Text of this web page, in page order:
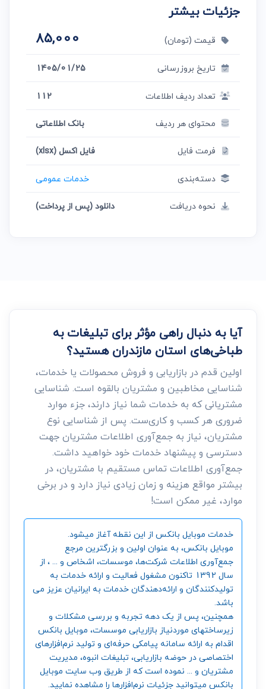
جزئیات بیشتر
قیمت (تومان) 85,000
تاریخ بروزرسانی
1405/01/25
تعداد ردیف اطلاعات
112
محتوای هر ردیف
بانک اطلاعاتی
فرمت فایل
فایل اکسل (xlsx)
دسته‌بندی
خدمات عمومی
نحوه دریافت
دانلود (پس از پرداخت)
آیا به دنبال راهی مؤثر برای تبلیغات به
طباخی‌های استان مازندران هستید؟
اولین قدم در بازاریابی و فروش محصولات یا خدمات،
شناسایی مخاطبین و مشتریان بالقوه است. شناسایی
مشتریانی که به خدمات شما نیاز دارند، جزء موارد
ضروری هر کسب و کاری‌ست. پس از شناسایی نوع
مشتریان، نیاز به جمع‌آوری اطلاعات مشتریان جهت
دسترسی و پیشنهاد خدمات خود خواهید داشت.
جمع‌آوری اطلاعات تماس مستقیم با مشتریان، در
بیشتر مواقع هزینه و زمان زیادی نیاز دارد و در برخی
موارد، غیر ممکن است!
خدمات موبایل بانکس از این نقطه آغاز میشود.
موبایل بانکس، به عنوان اولین و بزرگترین مرجع
جمع‌آوری اطلاعات شرکت‌ها، موسسات، اشخاص و ... ، از
سال 1392 تاکنون مشغول فعالیت و ارائه خدمات به
تولیدکنندگان و ارائه‌دهندگان خدمات به ایرانیان عزیز می
باشد.
همچنین، پس از یک دهه تجربه و بررسی مشکلات و
زیرساختهای موردنیاز بازاریابی موسسات، موبایل بانکس
اقدام به ارائه سامانه‌ پیامکی حرفه‌ای و تولید نرم‌افزارهای
اختصاصی در حوضه بازاریابی، تبلیغات انبوه، مدیریت
مشتریان و ... نموده است که از طریق وب سایت موبایل
بانکس میتوانید جزئیات نرم‌افزارها را مشاهده نمایید.